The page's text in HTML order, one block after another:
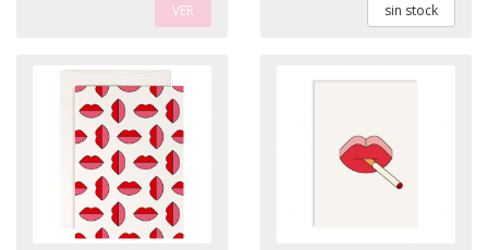
VER sin stock